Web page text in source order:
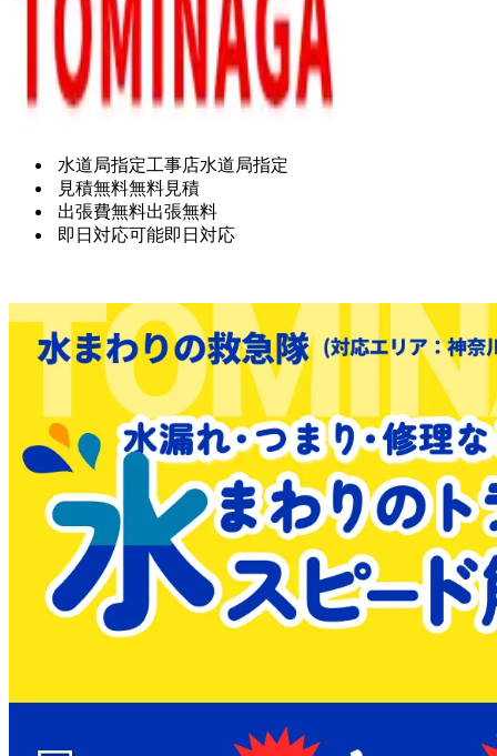
水道局指定工事店水道局指定
見積無料無料見積
出張費無料出張無料
即日対応可能即日対応